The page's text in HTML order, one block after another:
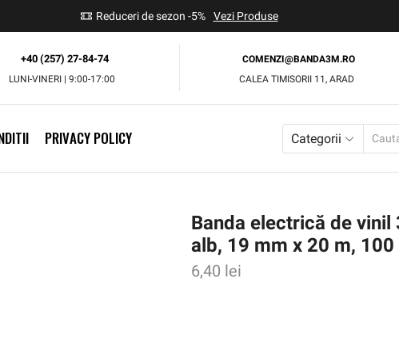
Reduceri de sezon -5% Vezi Produse
+40 (257) 27-84-74
LUNI-VINERI | 9:00-17:00
COMENZI@BANDA3M.RO
CALEA TIMISORII 11, ARAD
PRIVACY POLICY Categorii
Banda electrică de vinil
alb, 19 mm x 20 m,
6,40 lei